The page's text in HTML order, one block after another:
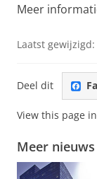
Meer
Laatst gewijzigd:
Deel dit
View this page
Meer nieuws